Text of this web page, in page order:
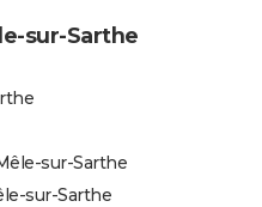
sur-Sarthe
sur-Sarthe
sur-Sarthe